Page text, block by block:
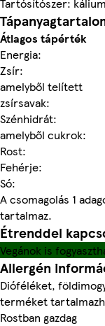
Átlagos tápérték
Energia:
Zsír:
amelyből telített
zsírsavak:
Szénhidrát:
amelyből cukrok:
Rost:
Fehérje:
Só:
A csomagolás 1
tartalmaz.
Étrenddel
Vegánok is
Allergén
Dióféléket,
terméket
Rostban gazdag